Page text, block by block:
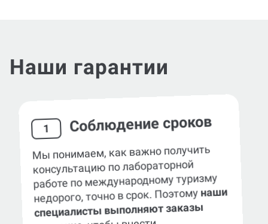
Наши гарантии
1 Соблюдение сроков
Мы понимаем, как важно получить
консультацию по лабораторной
работе по международному туризму
недорого, точно в срок. Поэтому наши
специалисты выполняют заказы